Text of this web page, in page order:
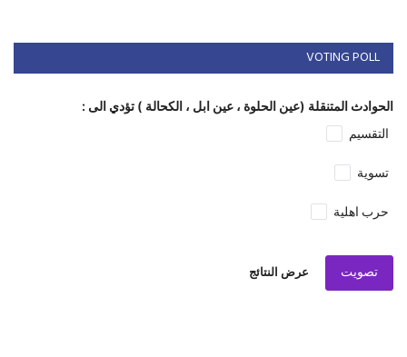
VOTING POLL
الحوادث المتنقلة (عين الحلوة ، عين ابل ، الكحالة ) تؤدي الى :
التقسيم
تسوية
حرب اهلية
تصويت عرض النتائج